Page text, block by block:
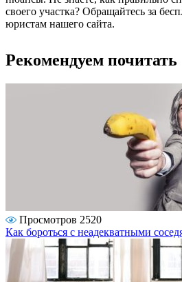
своего участка? Обращайтесь за
юристам нашего сайта.
Рекомендуем почитать
Просмотров 2520
Как бороться с неадекватными